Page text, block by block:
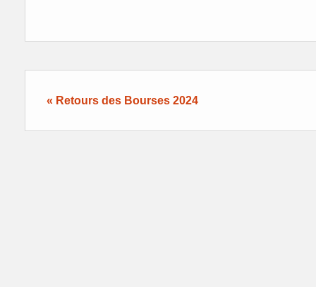
« Retours des Bourses 2024